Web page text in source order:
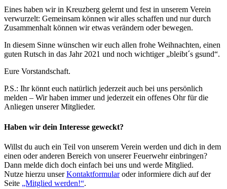
Eines haben wir in Kreuzberg gelernt und fest in unserem Verein
verwurzelt: Gemeinsam können wir alles schaffen und nur durch
Zusammenhalt können wir etwas verändern oder bewegen.
In diesem Sinne wünschen wir euch allen frohe Weihnachten, einen
guten Rutsch in das Jahr 2021 und noch wichtiger „bleibt´s gsund“.
Eure Vorstandschaft.
P.S.: Ihr könnt euch natürlich jederzeit auch bei uns persönlich
melden – Wir haben immer und jederzeit ein offenes Ohr für die
Anliegen unserer Mitglieder.
Haben wir dein Interesse geweckt?
Willst du auch ein Teil von unserem Verein werden und dich in dem
einen oder anderen Bereich von unserer Feuerwehr einbringen?
Dann melde dich doch einfach bei uns und werde Mitglied.
Nutze hierzu unserKontaktformularoder informiere dich auf der
Seite „Mitglied werden!“.